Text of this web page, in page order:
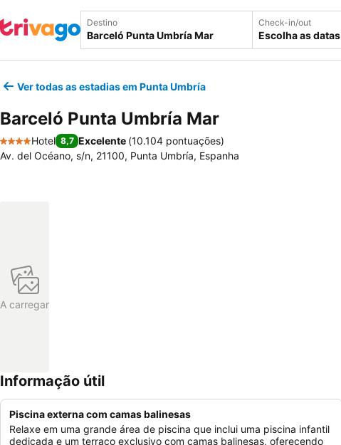
Destino Check-in/out
Escolha as datas
Ver todas as estadias em Punta Umbría
Barceló Punta Umbría Mar
4 Estrelas
Hotel 8,7 Excelente (10.104 pontuações)
Av. del Océano, s/n, 21100, Punta Umbría, Espanha
A carregar
Informação útil
Piscina externa com camas balinesas
Relaxe em uma grande área de piscina que inclui uma piscina infantil
dedicada e um terraço exclusivo com camas balinesas, oferecendo